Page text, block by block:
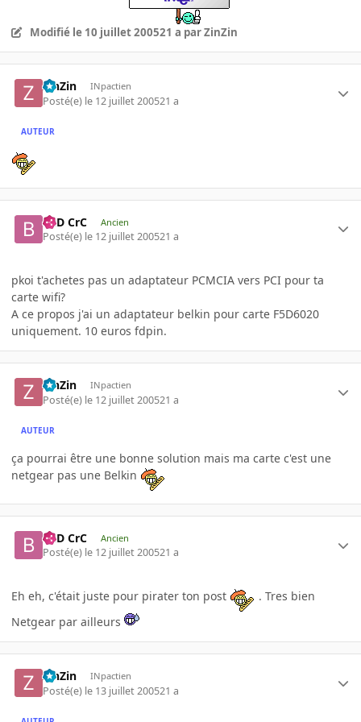
Modifié le 10 juillet 200521 a par ZinZin
ZinZin INpactien
Posté(e) le 12 juillet 200521 a
AUTEUR
BaD CrC Ancien
Posté(e) le 12 juillet 200521 a
pkoi t'achetes pas un adaptateur PCMCIA vers PCI pour ta
carte wifi?
A ce propos j'ai un adaptateur belkin pour carte F5D6020
uniquement. 10 euros fdpin.
ZinZin INpactien
Posté(e) le 12 juillet 200521 a
AUTEUR
ça pourrai être une bonne solution mais ma carte c'est une
netgear pas une Belkin
BaD CrC Ancien
Posté(e) le 12 juillet 200521 a
Eh eh, c'était juste pour pirater ton post
. Tres bien
Netgear par ailleurs
ZinZin INpactien
Posté(e) le 13 juillet 200521 a